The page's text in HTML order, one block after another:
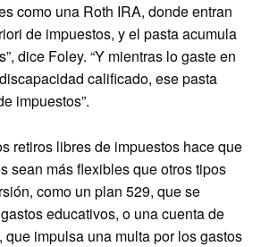
como una Roth IRA, donde entran
de impuestos, y el pasta acumula
dice Foley. “Y mientras lo gaste en
calificado, ese pasta
impuestos”.
retiros libres de impuestos hace que
sean más flexibles que otros tipos
como un plan 529, que se
educativos, o una cuenta de
impulsa una multa por los gastos